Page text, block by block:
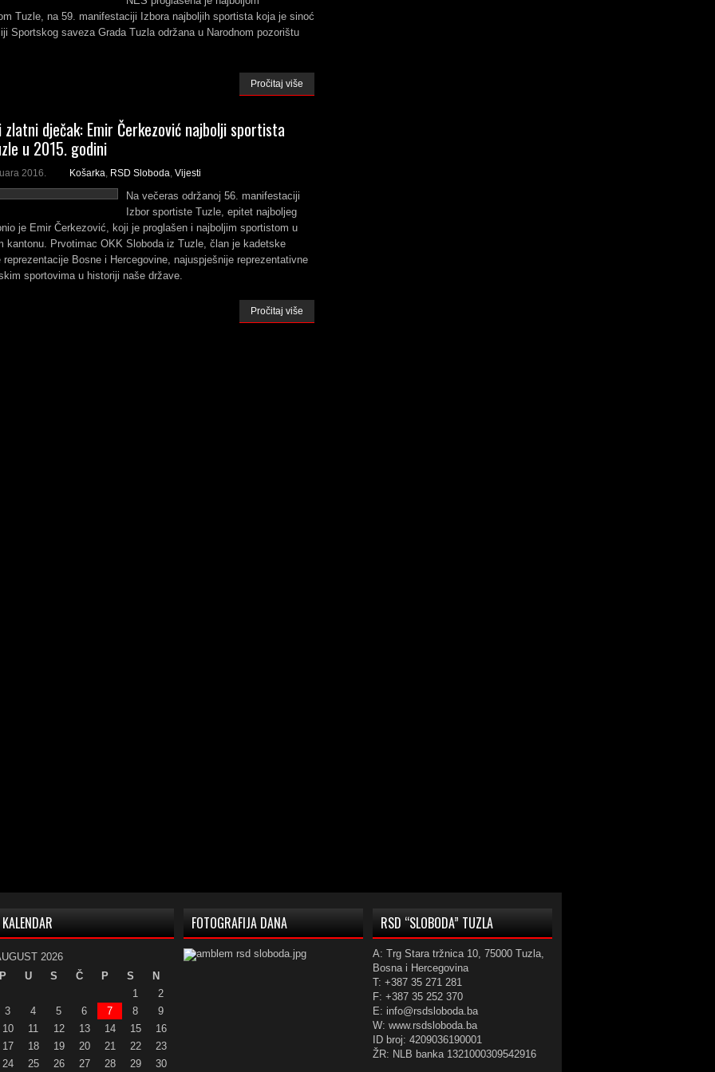
Tuzle, na 59. manifestaciji Izbora najboljih sportista koja je sinoć
Sportskog saveza Grada Tuzla održana u Narodnom pozorištu
Pročitaj više
zlatni dječak: Emir Čerkezović najbolji sportista
u 2015. godini
2016. Košarka, RSD Sloboda, Vijesti
Na večeras održanoj 56. manifestaciji
Izbor sportiste Tuzle, epitet najboljeg
je Emir Čerkezović, koji je proglašen i najboljim sportistom u
kantonu. Prvotimac OKK Sloboda iz Tuzle, član je kadetske
Bosne i Hercegovine, najuspješnije reprezentativne
sportovima u historiji naše države.
Pročitaj više
KALENDAR
2026
P
U S Č P S
N
1
2
3
4 5 6 7 8
9
10
11 12 13 14 15
16
17
18 19 20 21 22
23
24
25 26 27 28 29 30
FOTOGRAFIJA DANA RSD “SLOBODA” TUZLA
A: Trg Stara tržnica 10, 75000 Tuzla,
Bosna i Hercegovina
T: +387 35 271 281
F: +387 35 252 370
E: info@rsdsloboda.ba
W: www.rsdsloboda.ba
ID broj: 4209036190001
ŽR: NLB banka 1321000309542916